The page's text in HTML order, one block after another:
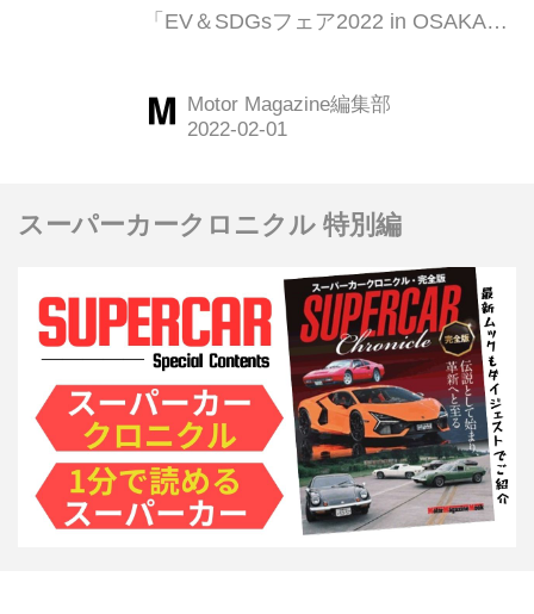
「EV＆SDGsフェア2022 in OSAKA」
場する車両を解説するコーナー、今回
はメルセデス・ベンツの電気自動車ブ
Motor Magazine編集部
スーパーカークロニクル 特別編